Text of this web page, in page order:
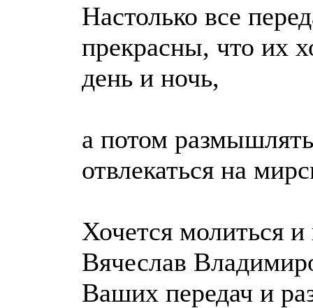
Настолько все
прекрасны, что их
день и ночь,
а потом
отвлекаться на
Хочется молиться
Вячеслав
Ваших передач и